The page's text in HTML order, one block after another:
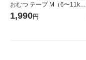
おむつ テープ M（6〜11k
g）1パック（46枚入） ユ
ニ・チャーム
1,990円